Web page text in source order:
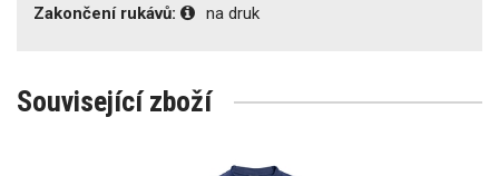
Zakončení rukávů: na druk
Související zboží